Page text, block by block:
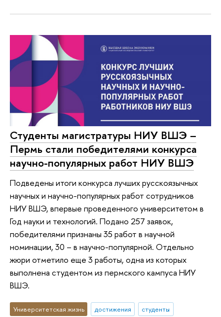
Студенты магистратуры НИУ ВШЭ –
Пермь стали победителями конкурса
научно-популярных работ НИУ ВШЭ
Подведены итоги конкурса лучших русскоязычных
научных и научно-популярных работ сотрудников
НИУ ВШЭ, впервые проведенного университетом в
Год науки и технологий. Подано 257 заявок,
победителями признаны 35 работ в научной
номинации, 30 – в научно-популярной. Отдельно
жюри отметило еще 3 работы, одна из которых
выполнена студентом из пермского кампуса НИУ
ВШЭ.
Университетская жизнь достижения студенты